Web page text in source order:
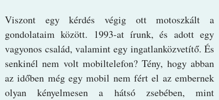
Viszont egy kérdés végig ott motoszkált a
gondolataim között. 1993-at írunk, és adott egy
vagyonos család, valamint egy ingatlanközvetítő. És
senkinél nem volt mobiltelefon? Tény, hogy abban
az időben még egy mobil nem fért el az embernek
olyan kényelmesen a hátsó zsebében, mint